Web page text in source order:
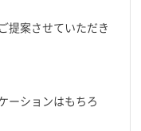
提案させていただき
ーションはもちろ